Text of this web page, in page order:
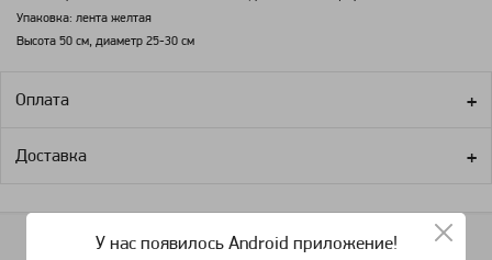
Упаковка: лента желтая
Высота 50 см, диаметр 25-30 см
Оплата
Доставка
Похожие категории
У нас появилось Android приложение!